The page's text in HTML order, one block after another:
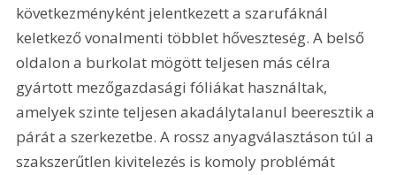
következményként jelentkezett a szarufáknál
keletkező vonalmenti többlet hőveszteség. A belső
oldalon a burkolat mögött teljesen más célra
gyártott mezőgazdasági fóliákat használtak,
amelyek szinte teljesen akadálytalanul beeresztik a
párát a szerkezetbe. A rossz anyagválasztáson túl a
szakszerűtlen kivitelezés is komoly problémát